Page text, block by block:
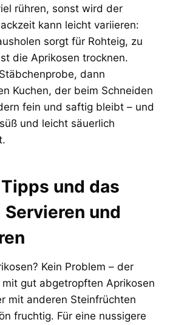
rühren, sonst wird der
kann leicht variieren:
sorgt für Rohteig, zu
die Aprikosen trocknen.
dann
Kuchen, der beim Schneiden
fein und saftig bleibt – und
und leicht säuerlich
und das
und
Kein Problem – der
gut abgetropften Aprikosen
mit anderen Steinfrüchten
fruchtig. Für eine nussigere